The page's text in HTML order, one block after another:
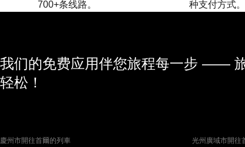
700+条线路。
种支付方式。
我们的免费应用伴您旅程每一步 ——
轻松！
慶州市開往首爾的列車 光州廣域市開往